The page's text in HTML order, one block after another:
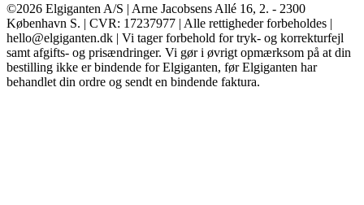
©2026 Elgiganten A/S | Arne Jacobsens Allé 16, 2. - 2300
København S. | CVR: 17237977 | Alle rettigheder forbeholdes |
hello@elgiganten.dk | Vi tager forbehold for tryk- og korrekturfejl
samt afgifts- og prisændringer. Vi gør i øvrigt opmærksom på at din
bestilling ikke er bindende for Elgiganten, før Elgiganten har
behandlet din ordre og sendt en bindende faktura.